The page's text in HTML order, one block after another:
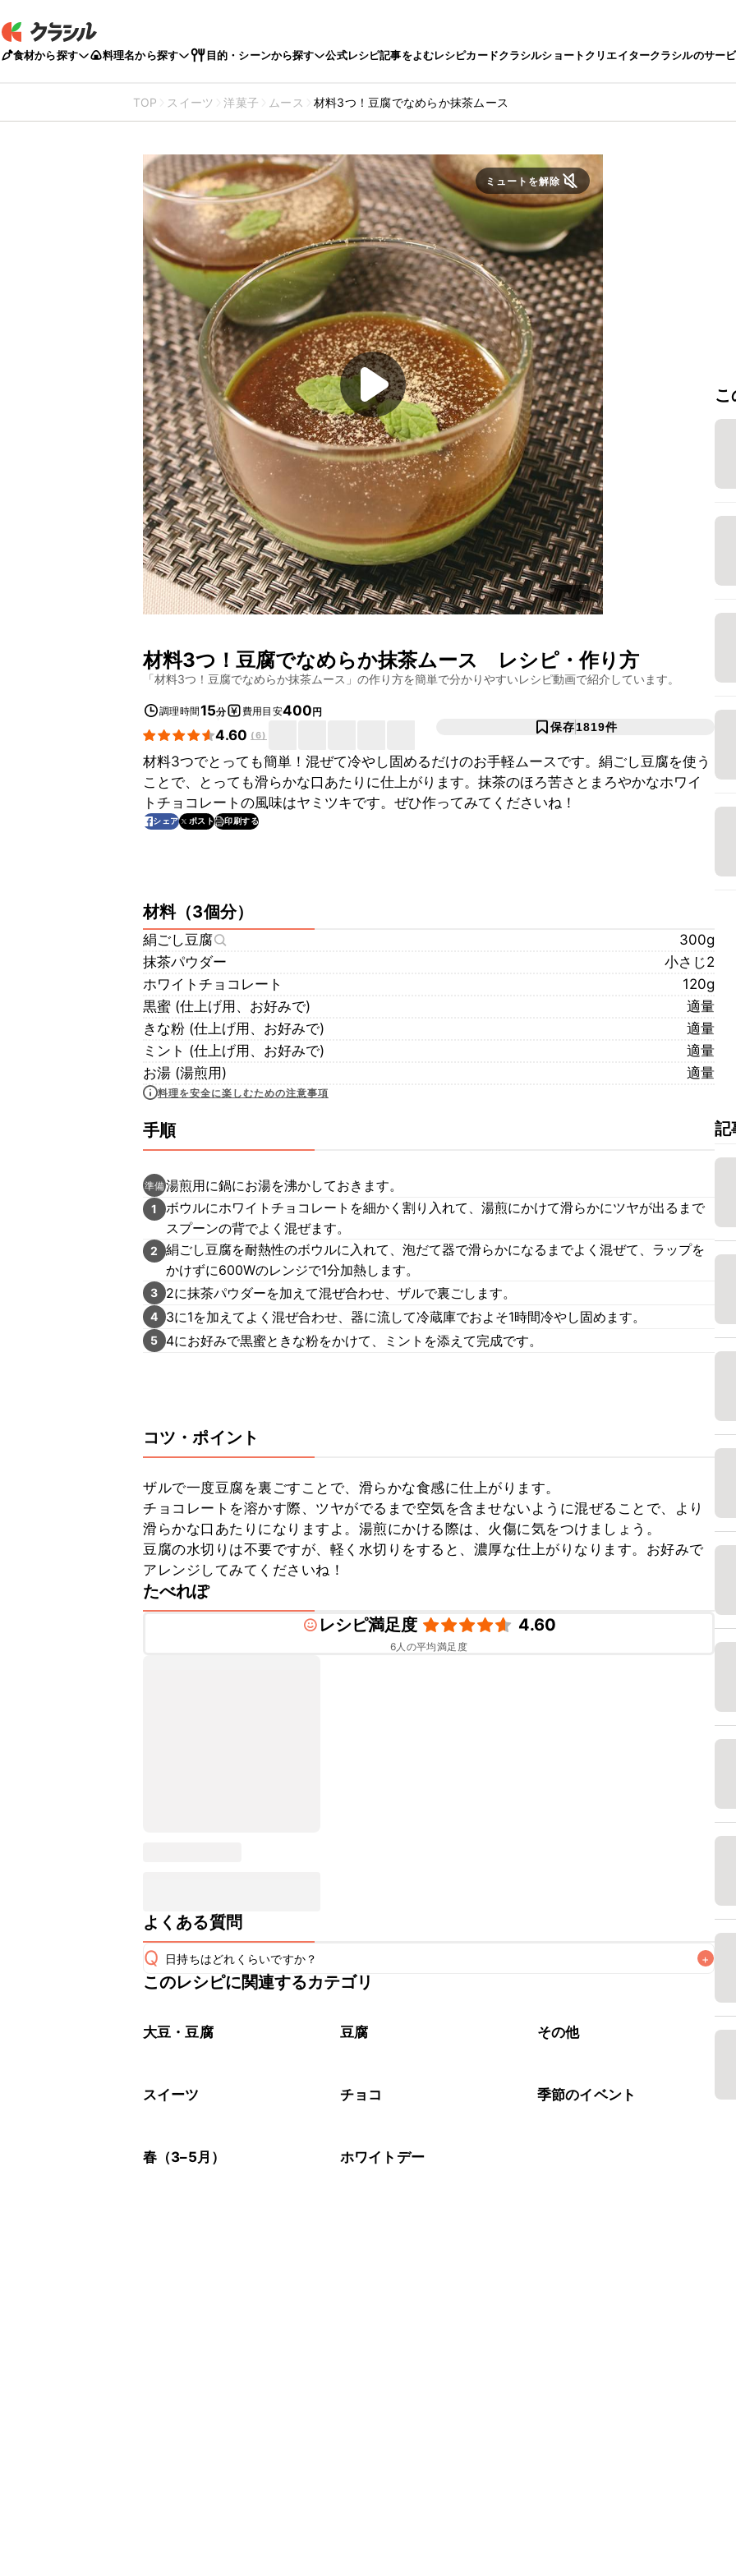
食材から探す 料理名から探す 目的・シーンから探す 公式レシピ記事をよむレシピカードクラシルショートクリエイタークラシルのサー
TOP スイーツ 洋菓子 ムース 材料3つ！豆腐でなめらか抹茶ムース
ミュートを解除
材料3つ！豆腐でなめらか抹茶ムース レシピ・作り方
「材料3つ！豆腐でなめらか抹茶ムース 」の作り方を簡単で分かりやすいレシピ動画で紹介しています。
調理時間15分 費用目安400円
4.60 (6)
保存1819件
材料3つでとっても簡単！混ぜて冷やし固めるだけのお手軽ムースです。絹ごし豆腐を使う
ことで、とっても滑らかな口あたりに仕上がります。抹茶のほろ苦さとまろやかなホワイ
トチョコレートの風味はヤミツキです。ぜひ作ってみてくださいね！
シェア ポスト 印刷する
材料（3個分）
絹ごし豆腐
300g
抹茶パウダー
小さじ2
ホワイトチョコレート
120g
黒蜜 (仕上げ用、お好みで)
適量
きな粉 (仕上げ用、お好みで)
適量
ミント (仕上げ用、お好みで)
適量
お湯 (湯煎用)
適量
料理を安全に楽しむための注意事項
手順
準備湯煎用に鍋にお湯を沸かしておきます。
1
ボウルにホワイトチョコレートを細かく割り入れて、湯煎にかけて滑らかにツヤが出るまで
スプーンの背でよく混ぜます。
2
絹ごし豆腐を耐熱性のボウルに入れて、泡だて器で滑らかになるまでよく混ぜて、ラップを
かけずに600Wのレンジで1分加熱します。
3 2に抹茶パウダーを加えて混ぜ合わせ、ザルで裏ごします。
4 3に1を加えてよく混ぜ合わせ、器に流して冷蔵庫でおよそ1時間冷やし固めます。
5 4にお好みで黒蜜ときな粉をかけて、ミントを添えて完成です。
コツ・ポイント
ザルで一度豆腐を裏ごすことで、滑らかな食感に仕上がります。
チョコレートを溶かす際、ツヤがでるまで空気を含ませないように混ぜることで、より
滑らかな口あたりになりますよ。湯煎にかける際は、火傷に気をつけましょう。
豆腐の水切りは不要ですが、軽く水切りをすると、濃厚な仕上がりなります。お好みで
アレンジしてみてくださいね！
たべれぽ
レシピ満足度
4.60
6人の平均満足度
よくある質問
Q 日持ちはどれくらいですか？ +
保存期間は冷蔵で当日中が目安です。なるべくお早めにお召し上がりください。
※日持ちは目安です。
このレシピに関連するカテゴリ
大豆・豆腐 豆腐 その他
スイーツ チョコ 季節のイベント
春（3–5月） ホワイトデー
記